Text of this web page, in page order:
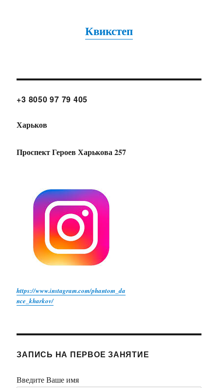
Квикстеп
+3 8050 97 79 405
Харьков
Проспект Героев Харькова 257
https://www.instagram.com/phantom_da
nce_kharkov/
ЗАПИСЬ НА ПЕРВОЕ ЗАНЯТИЕ
Введите Ваше имя